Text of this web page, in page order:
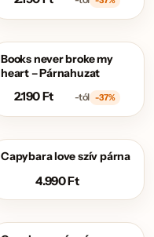
AKCIÓS
Books never broke my
heart – Párnahuzat
2.190Ft -tól -37%
Capybara love szív párna
4.990Ft